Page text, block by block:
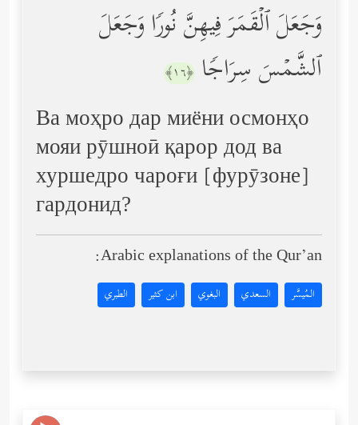
وَجَعَلَ ٱلۡقَمَرَ فِیهِنَّ نُورࣰا وَجَعَلَ
ٱلشَّمۡسَ سِرَاجࣰا ﴿١٦﴾
Ва моҳро дар миёни осмонҳо
мояи рӯшноӣ қарор дод ва
хуршедро чароғи [фурӯзоне]
гардонид?
Arabic explanations of the Qur’an:
المُيسَّر السعدي البغوي ابن كثير الطبري